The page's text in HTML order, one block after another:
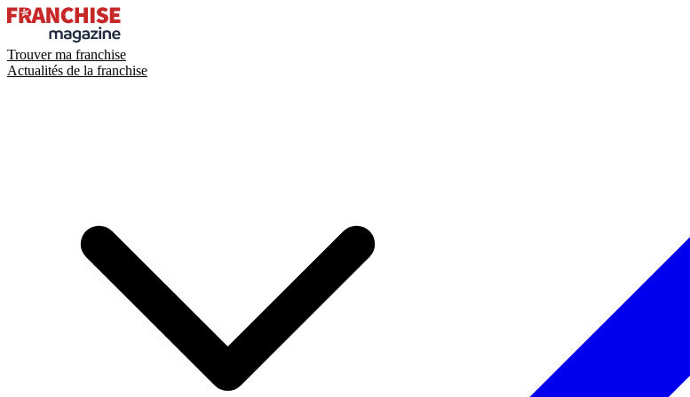
Trouver ma franchise
Actualités de la franchise